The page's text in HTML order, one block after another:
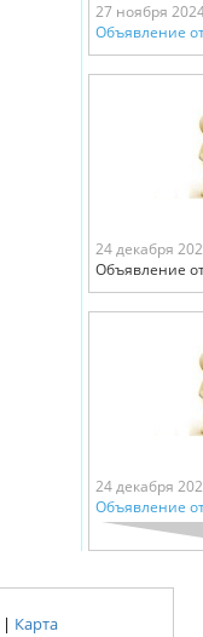
27 ноября
Объявление
24 декабря
Объявление
24 декабря
Объявление
| Карта